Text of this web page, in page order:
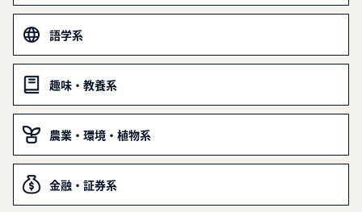
語学系
趣味・教養系
農業・環境・植物系
金融・証券系